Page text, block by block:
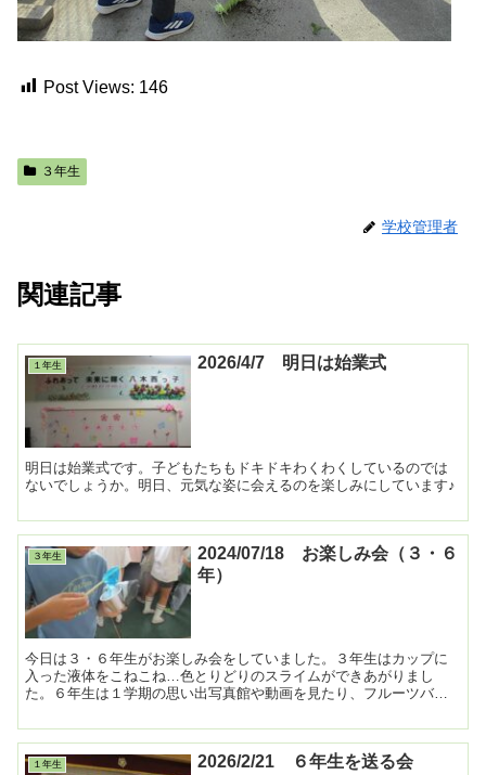
Post Views: 146
３年生
学校管理者
関連記事
１年生 2026/4/7 明日は始業式
明日は始業式です。子どもたちもドキドキわくわくしているのでは
ないでしょうか。明日、元気な姿に会えるのを楽しみにしています♪
３年生
2024/07/18 お楽しみ会（３・６
年）
今日は３・６年生がお楽しみ会をしていました。３年生はカップに
入った液体をこねこね…色とりどりのスライムができあがりまし
た。６年生は１学期の思い出写真館や動画を見たり、フルーツバス
１年生 2026/2/21 ６年生を送る会